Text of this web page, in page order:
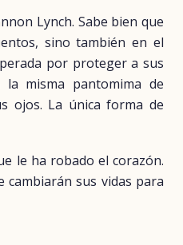
Lynch. Sabe bien que
sino también en el
por proteger a sus
la misma pantomima de
ojos. La única forma de
le ha robado el corazón.
sus vidas para